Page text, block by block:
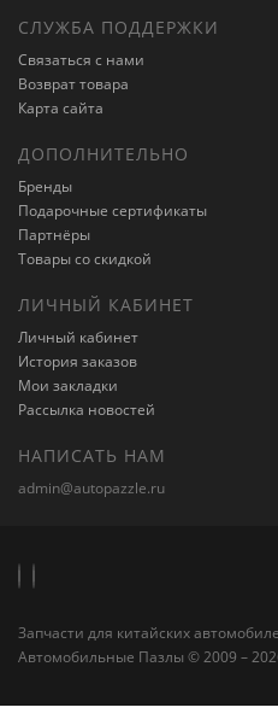
СЛУЖБА ПОДДЕРЖКИ
Связаться с нами
Возврат товара
Карта сайта
ДОПОЛНИТЕЛЬНО
Бренды
Подарочные сертификаты
Партнёры
Товары со скидкой
ЛИЧНЫЙ КАБИНЕТ
Личный кабинет
История заказов
Мои закладки
Рассылка новостей
НАПИСАТЬ НАМ
admin@autopazzle.ru
Запчасти для китайских
Автомобильные Пазлы © 2009 –